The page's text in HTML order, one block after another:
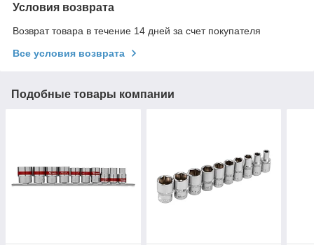
Условия возврата
Возврат товара в течение 14 дней за счет покупателя
Все условия возврата
Подобные товары компании